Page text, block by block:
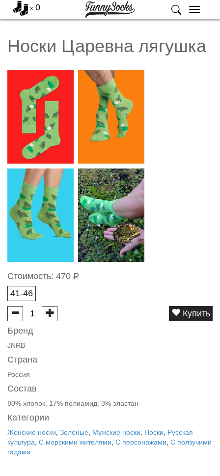
Меню
x 0
Носки Царевна лягушка
Стоимость: 470 Р
41-46
Купить
Бренд
JNRB
Страна
Россия
Состав
80% хлопок, 17% полиамид, 3% эластан
Категории
Женские носки Зеленые Мужские носки Носки
Русская
культура С морскими жителями С персонажами С ползучими
гадами